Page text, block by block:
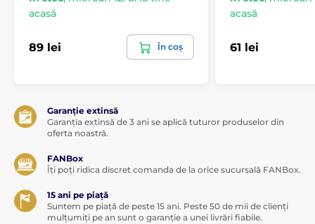
acasă
89 lei În coș
acasă
61 lei
Garanție extinsă
Garanția extinsă de 3 ani se aplică tuturor produselor din
oferta noastră.
FANBox
Îți poți ridica discret comanda de la orice sucursală FANBox.
15 ani pe piață
Suntem pe piață de peste 15 ani. Peste 50 de mii de clienți
mulțumiți pe an sunt o garanție a unei livrări fiabile.